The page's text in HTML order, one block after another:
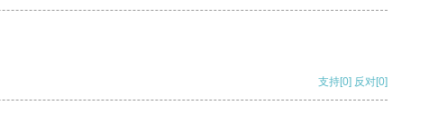
支持[0] 反对[0]